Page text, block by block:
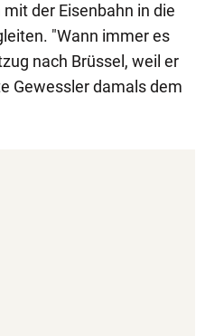
der Eisenbahn in die
"Wann immer es
nach Brüssel, weil er
Gewessler damals dem